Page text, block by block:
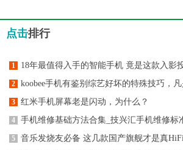
点击排行
1 18年最值得入手的智能手机 竟是这款入影
2 koobee手机有鉴别综艺好坏的特殊技巧，凡
3 红米手机屏幕老是闪动，为什么？
4 手机维修基础方法合集_技兴汇手机维修标
5 音乐发烧友必备 这几款国产旗舰才是真